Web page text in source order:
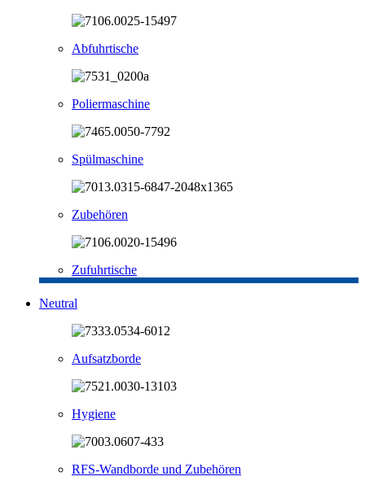
Abfuhrtische
Poliermaschine
Spülmaschine
Zubehören
Zufuhrtische
Neutral
Aufsatzborde
Hygiene
RFS-Wandborde und Zubehören